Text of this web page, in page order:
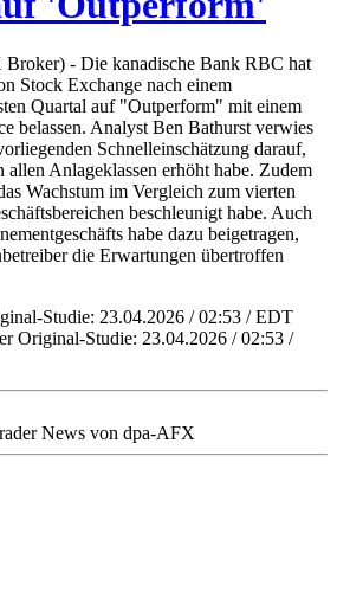
- Die kanadische Bank RBC hat
Stock Exchange nach einem
Quartal auf "Outperform" mit einem
belassen. Analyst Ben Bathurst verwies
Schnelleinschätzung darauf,
allen Anlageklassen erhöht habe. Zudem
Wachstum im Vergleich zum vierten
beschleunigt habe. Auch
habe dazu beigetragen,
die Erwartungen übertroffen
Studie: 23.04.2026 / 02:53 / EDT
Original-Studie: 23.04.2026 / 02:53 /
News von dpa-AFX